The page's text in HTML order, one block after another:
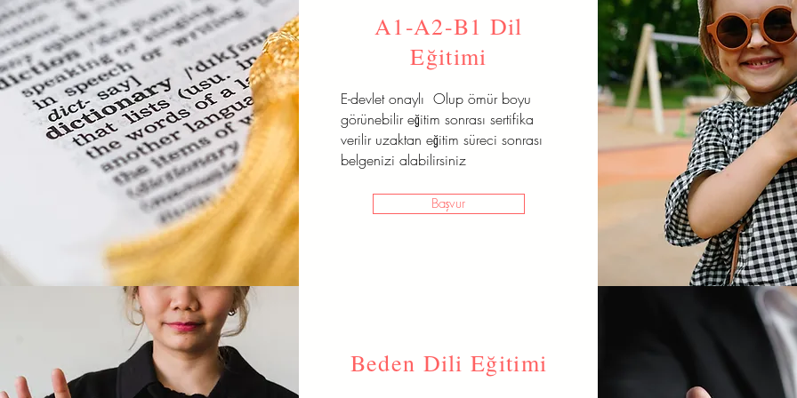
A1-A2-B1 Dil
Eğitimi
E-devlet onaylı Olup ömür boyu
görünebilir eğitim sonrası sertifika
verilir uzaktan eğitim süreci sonrası
belgenizi alabilirsiniz
Başvur
Beden Dili Eğitimi